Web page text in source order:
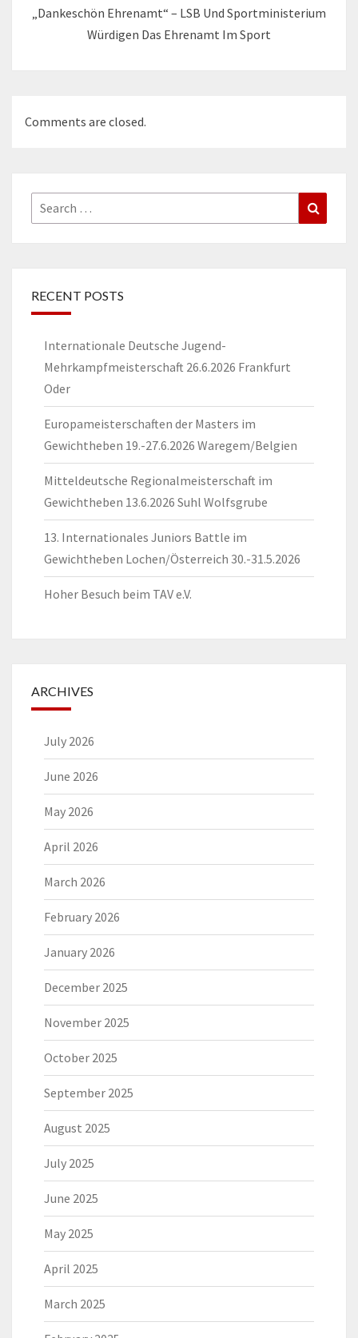
„Dankeschön Ehrenamt“ – LSB Und Sportministerium
Würdigen Das Ehrenamt Im Sport
Comments are closed.
Search
for:
RECENT POSTS
Internationale Deutsche Jugend-
Mehrkampfmeisterschaft 26.6.2026 Frankfurt
Oder
Europameisterschaften der Masters im
Gewichtheben 19.-27.6.2026 Waregem/Belgien
Mitteldeutsche Regionalmeisterschaft im
Gewichtheben 13.6.2026 Suhl Wolfsgrube
13. Internationales Juniors Battle im
Gewichtheben Lochen/Österreich 30.-31.5.2026
Hoher Besuch beim TAV e.V.
ARCHIVES
July 2026
June 2026
May 2026
April 2026
March 2026
February 2026
January 2026
December 2025
November 2025
October 2025
September 2025
August 2025
July 2025
June 2025
May 2025
April 2025
March 2025